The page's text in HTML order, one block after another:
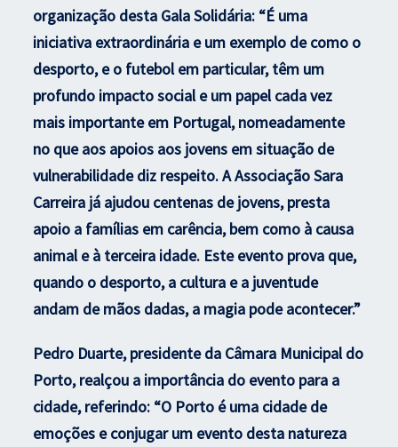
organização desta Gala Solidária: “É uma
iniciativa extraordinária e um exemplo de como o
desporto, e o futebol em particular, têm um
profundo impacto social e um papel cada vez
mais importante em Portugal, nomeadamente
no que aos apoios aos jovens em situação de
vulnerabilidade diz respeito. A Associação Sara
Carreira já ajudou centenas de jovens, presta
apoio a famílias em carência, bem como à causa
animal e à terceira idade. Este evento prova que,
quando o desporto, a cultura e a juventude
andam de mãos dadas, a magia pode acontecer.”
Pedro Duarte, presidente da Câmara Municipal do
Porto, realçou a importância do evento para a
cidade, referindo: “O Porto é uma cidade de
emoções e conjugar um evento desta natureza